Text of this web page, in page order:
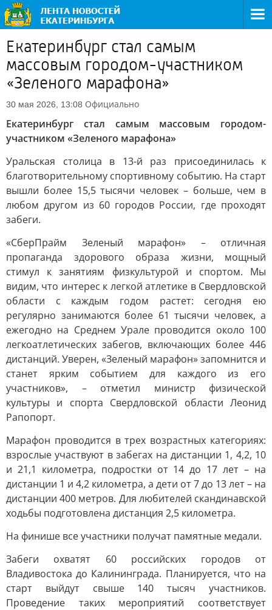
Екатеринбург стал самым
массовым городом-участником
«Зеленого марафона»
30 мая 2026, 13:08 Официально
Екатеринбург стал самым массовым городом-
участником «Зеленого марафона»
Уральская столица в 13-й раз присоединилась к
благотворительному спортивному событию. На старт
вышли более 15,5 тысячи человек – больше, чем в
любом другом из 60 городов России, где проходят
забеги.
«СберПрайм Зеленый марафон» – отличная
пропаганда здорового образа жизни, мощный
стимул к занятиям физкультурой и спортом. Мы
видим, что интерес к легкой атлетике в Свердловской
области с каждым годом растет: сегодня ею
регулярно занимаются более 61 тысячи человек, а
ежегодно на Среднем Урале проводится около 100
легкоатлетических забегов, включающих более 446
дистанций. Уверен, «Зеленый марафон» запомнится и
станет ярким событием для каждого из его
участников», – отметил министр физической
культуры и спорта Свердловской области Леонид
Рапопорт.
Марафон проводится в трех возрастных категориях:
взрослые участвуют в забегах на дистанции 1, 4,2, 10
и 21,1 километра, подростки от 14 до 17 лет – на
дистанции 1 и 4,2 километра, а дети от 7 до 13 лет – на
дистанции 400 метров. Для любителей скандинавской
ходьбы подготовлена дистанция 2,5 километра.
На финише все участники получат памятные медали.
Забеги охватят 60 российских городов от
Владивостока до Калининграда. Планируется, что на
старт выйдут свыше 140 тысяч участников.
Проведение таких мероприятий соответствует